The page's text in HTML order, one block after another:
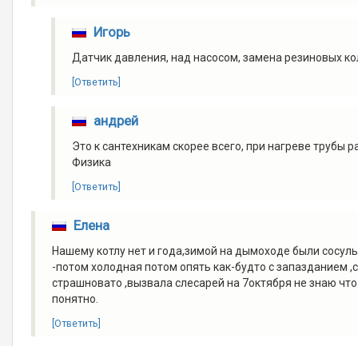
Игорь
Датчик давления, над насосом, замена резиновых
[Ответить]
андрей
Это к сантехникам скорее всего, при нагреве
Физика
[Ответить]
Елена
Нашему котлу нет и года,зимой на дымоходе были
-потом холодная потом опять как-будто с запазданием
страшновато ,вызвала слесарей на 7октября не знаю
понятно.
[Ответить]